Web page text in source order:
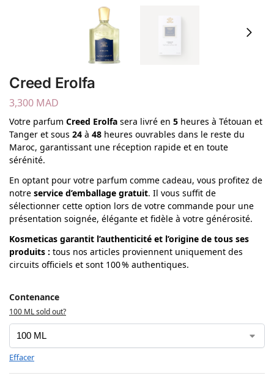
Creed Erolfa
3,300 MAD
Votre parfum Creed Erolfa sera livré en 5 heures à Tétouan et
Tanger et sous 24 à 48 heures ouvrables dans le reste du
Maroc, garantissant une réception rapide et en toute
sérénité.
En optant pour votre parfum comme cadeau, vous profitez de
notre service d’emballage gratuit. Il vous suffit de
sélectionner cette option lors de votre commande pour une
présentation soignée, élégante et fidèle à votre générosité.
Kosmeticas garantit l’authenticité et l’origine de tous ses
produits : tous nos articles proviennent uniquement des
circuits officiels et sont 100 % authentiques.
Contenance
100 ML sold out?
Effacer